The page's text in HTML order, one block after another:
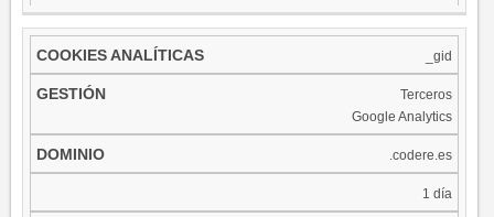
_gid
Terceros
Google Analytics
.codere.es
1 día